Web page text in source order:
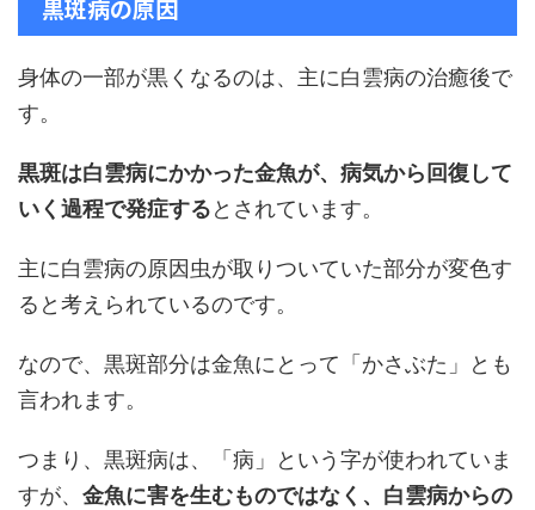
黒斑病の原因
身体の一部が黒くなるのは、主に白雲病の治癒後で
す。
黒斑は白雲病にかかった金魚が、病気から回復して
いく過程で発症するとされています。
主に白雲病の原因虫が取りついていた部分が変色す
ると考えられているのです。
なので、黒斑部分は金魚にとって「かさぶた」とも
言われます。
つまり、黒斑病は、「病」という字が使われていま
すが、 金魚に害を生むものではなく、白雲病からの